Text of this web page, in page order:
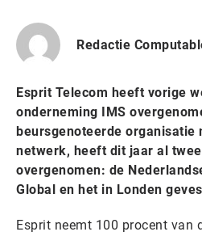
Redactie
Esprit Telecom heeft vorige
onderneming IMS
beursgenoteerde organisatie
netwerk, heeft dit jaar al
overgenomen: de
Global en het in Londen
Esprit neemt 100 procent van